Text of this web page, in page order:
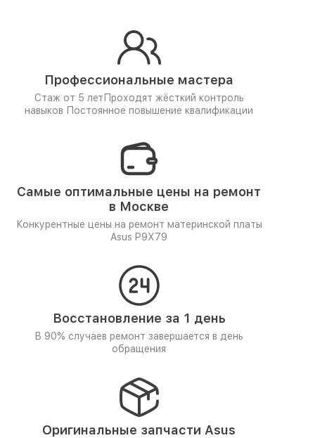
Профессиональные мастера
Стаж от 5 лет Проходят жёсткий контроль
навыков Постоянное повышение квалификации
Самые оптимальные цены на ремонт
в Москве
Конкурентные цены на ремонт материнской платы
Asus P9X79
Восстановление за 1 день
В 90% случаев ремонт завершается в день
обращения
Оригинальные запчасти Asus